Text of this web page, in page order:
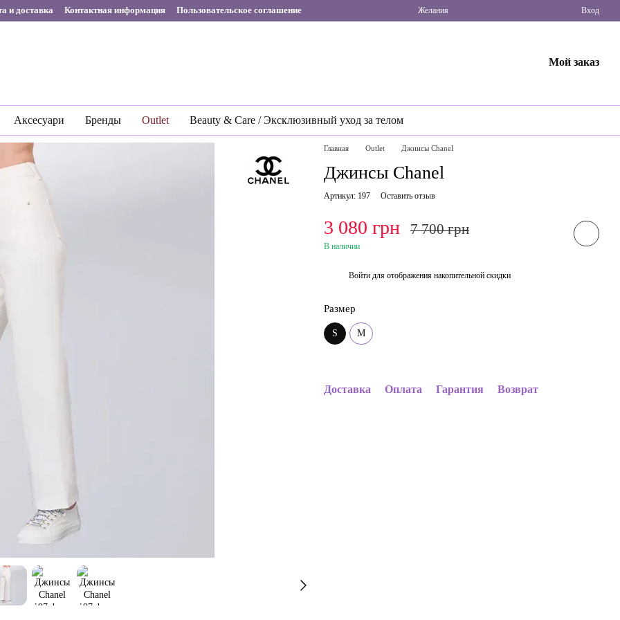
и доставка Контактная информация Пользовательское соглашение Желания Вход
Мой заказ
Аксесуари Бренды Outlet Beauty & Care / Эксклюзивный уход за телом
Главная Outlet Джинсы Chanel
Джинсы Chanel
Артикул: 197 Оставить отзыв
3 080 грн 7 700 грн
В наличии
Войти для отображения накопительной скидки
Размер
S M
Доставка Оплата Гарантия Возврат